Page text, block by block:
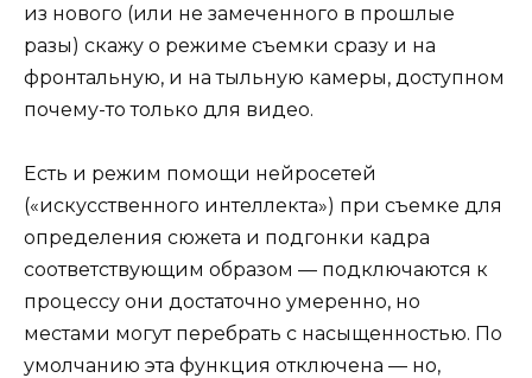
из нового (или не замеченного в прошлые
разы) скажу о режиме съемки сразу и на
фронтальную, и на тыльную камеры, доступном
почему-то только для видео.
Есть и режим помощи нейросетей
(«искусственного интеллекта») при съемке для
определения сюжета и подгонки кадра
соответствующим образом — подключаются к
процессу они достаточно умеренно, но
местами могут перебрать с насыщенностью. По
умолчанию эта функция отключена — но,